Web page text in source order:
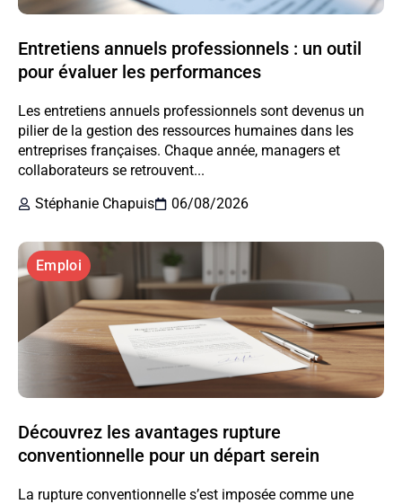
Entretiens annuels professionnels : un outil
pour évaluer les performances
Les entretiens annuels professionnels sont devenus un
pilier de la gestion des ressources humaines dans les
entreprises françaises. Chaque année, managers et
collaborateurs se retrouvent...
Stéphanie Chapuis
06/08/2026
Emploi
Découvrez les avantages rupture
conventionnelle pour un départ serein
La rupture conventionnelle s’est imposée comme une